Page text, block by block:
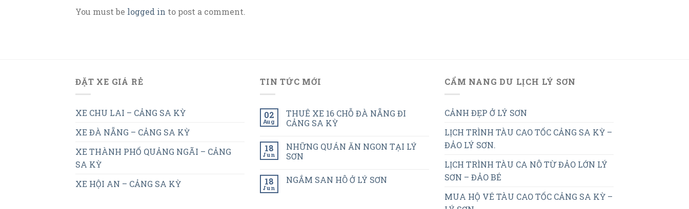
You must be logged in to post a comment.
ĐẶT XE GIÁ RẺ
XE CHU LAI – CẢNG SA KỲ
XE ĐÀ NẴNG – CẢNG SA KỲ
XE THÀNH PHỐ QUẢNG NGÃI – CẢNG
SA KỲ
XE HỘI AN – CẢNG SA KỲ
TIN TỨC MỚI
02
Aug
THUÊ XE 16 CHỖ ĐÀ NẴNG ĐI
CẢNG SA KỲ
18
Jun
NHỮNG QUÁN ĂN NGON TẠI LÝ
SƠN
18
Jun
NGẮM SAN HÔ Ở LÝ SƠN
CẨM NANG DU LỊCH LÝ SƠN
CẢNH ĐẸP Ở LÝ SƠN
LỊCH TRÌNH TÀU CAO TỐC CẢNG SA KỲ –
ĐẢO LÝ SƠN.
LỊCH TRÌNH TÀU CA NÔ TỪ ĐẢO LỚN LÝ
SƠN – ĐẢO BÉ
MUA HỘ VÉ TÀU CAO TỐC CẢNG SA KỲ –